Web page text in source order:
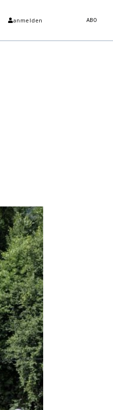
anmelden ABO